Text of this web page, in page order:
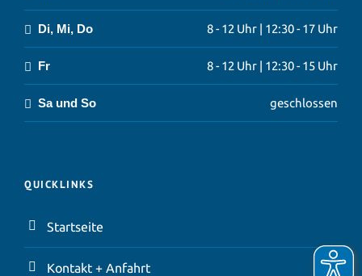
Di, Mi, Do 8 - 12 Uhr | 12:30 - 17 Uhr
Fr 8 - 12 Uhr | 12:30 - 15 Uhr
Sa und So geschlossen
QUICKLINKS
Startseite
Kontakt + Anfahrt